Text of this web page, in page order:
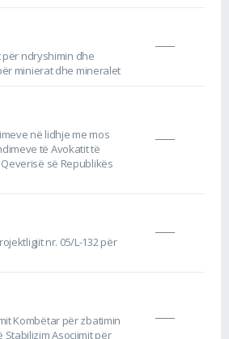
për ndryshimin dhe
minierat dhe mineralet
në lidhje me mos
të Avokatit të
së Republikës
nr. 05/L-132 për
Kombëtar për zbatimin
Asociimit për